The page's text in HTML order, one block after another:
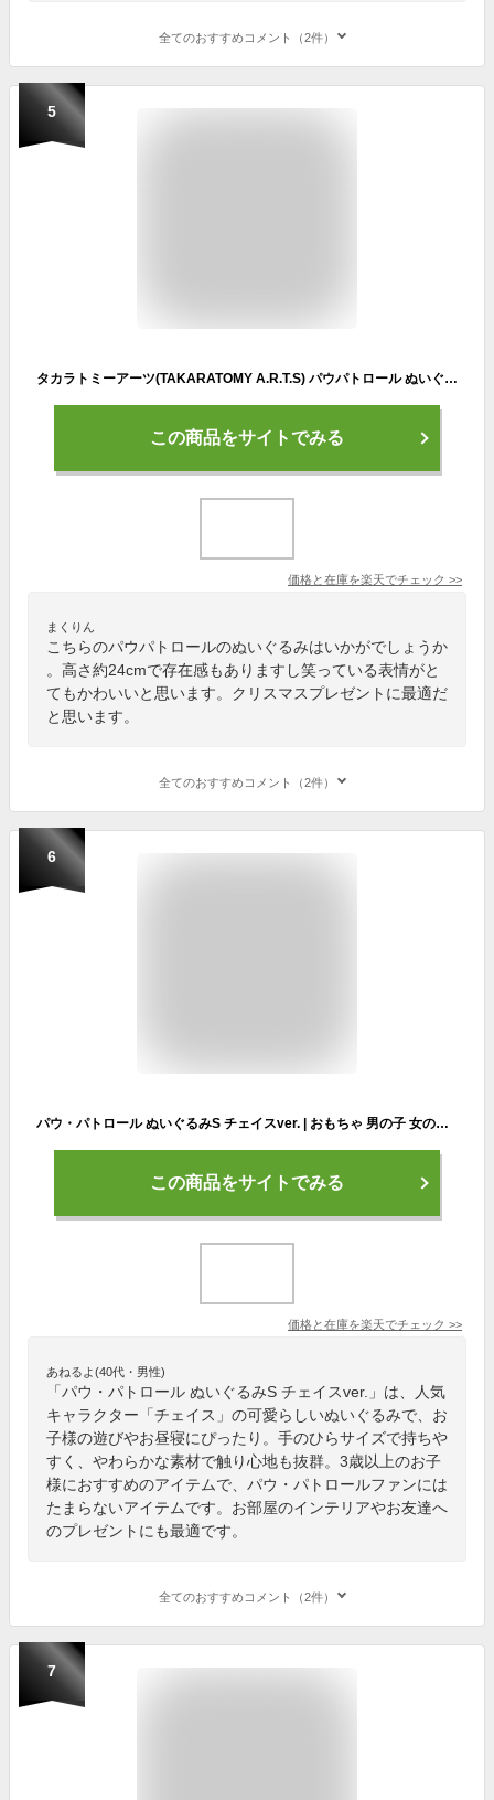
全てのおすすめコメント（2件）
5
タカラトミーアーツ(TAKARATOMY A.R.T.S) パウパトロール ぬいぐるみM マーシャルver.ぬいぐるみ高さ約24cm
この商品をサイトでみる
価格と在庫を楽天でチェック >>
まくりん
こちらのパウパトロールのぬいぐるみはいかがでしょうか
。高さ約24cmで存在感もありますし笑っている表情がと
てもかわいいと思います。クリスマスプレゼントに最適だ
と思います。
全てのおすすめコメント（2件）
6
パウ・パトロール ぬいぐるみS チェイスver. | おもちゃ 男の子 女の子 人形 ぬいぐるみ 3歳 玩具 おすすめ
この商品をサイトでみる
価格と在庫を楽天でチェック >>
あねるよ(40代・男性)
「パウ・パトロール ぬいぐるみS チェイスver.」は、人気
キャラクター「チェイス」の可愛らしいぬいぐるみで、お
子様の遊びやお昼寝にぴったり。手のひらサイズで持ちや
すく、やわらかな素材で触り心地も抜群。3歳以上のお子
様におすすめのアイテムで、パウ・パトロールファンには
たまらないアイテムです。お部屋のインテリアやお友達へ
のプレゼントにも最適です。
全てのおすすめコメント（2件）
7